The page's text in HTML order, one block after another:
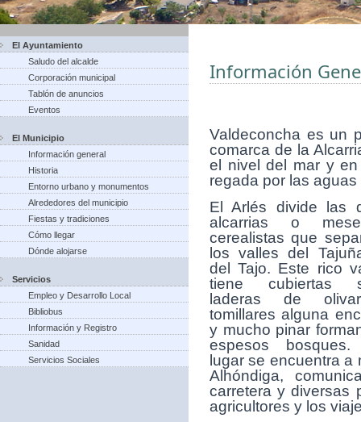
El Ayuntamiento
Saludo del alcalde
Corporación municipal
Tablón de anuncios
Eventos
El Municipio
Información general
Historia
Entorno urbano y monumentos
Alrededores del municipio
Fiestas y tradiciones
Cómo llegar
Dónde alojarse
Servicios
Empleo y Desarrollo Local
Bibliobus
Información y Registro
Sanidad
Servicios Sociales
Información
Valdeconcha es un
comarca de la
el nivel del mar y
regada por las aguas
El Arlés divide las
alcarrias o
cerealistas que
los valles del
del Tajo. Este rico
tiene cubiertas
laderas de
tomillares alguna
y mucho pinar
espesos
lugar se encuentra a
Alhóndiga,
carretera y diversas
agricultores y los